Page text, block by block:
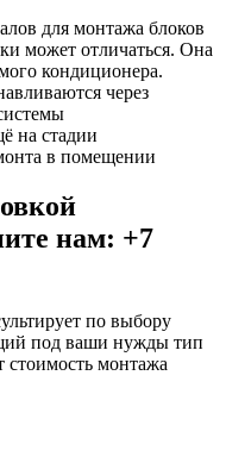
для монтажа блоков
может отличаться. Она
кондиционера.
через
на стадии
в помещении
нам: +7
по выбору
под ваши нужды тип
стоимость монтажа